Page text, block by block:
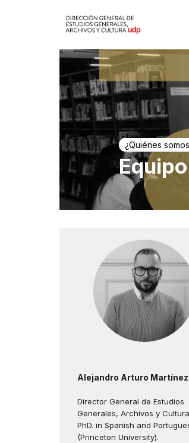
¿Quiénes
Equipo
Alejandro Arturo Martínez
Director General de Estudios
Generales, Archivos y Cultura
PhD. in Spanish and
(Princeton University).